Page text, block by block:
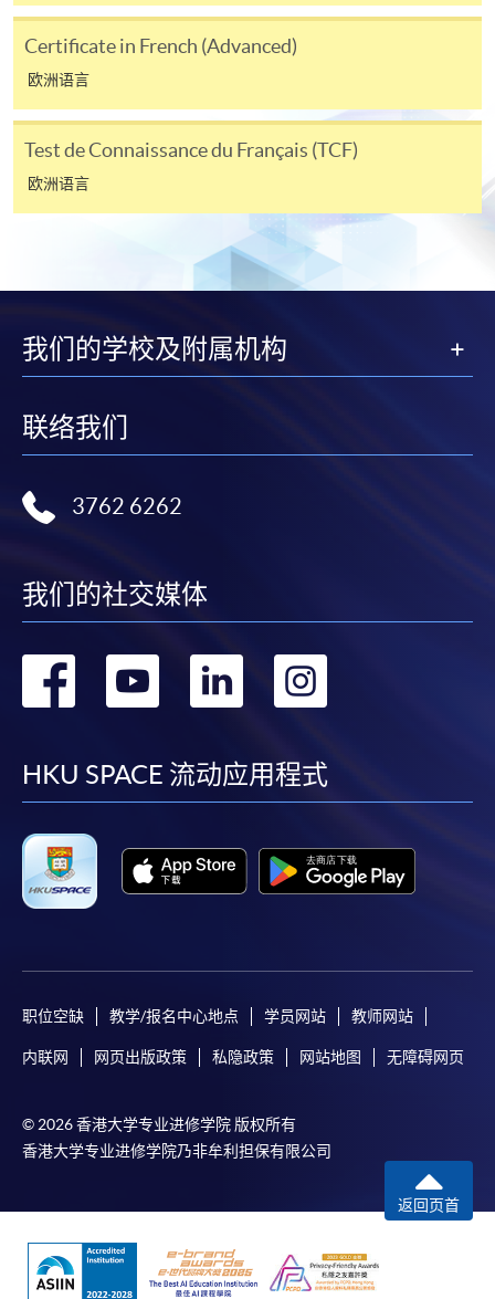
以支票退款；以信用卡缴交之款项，退款将直接退还
到支付款项时使用的信用卡户口。
除本学院网页所列明的学费外，个别课程或有其他额
外收费，详情请联络有关学科职员。
学费及学额不得转让他人。一经取录，学员不得转读
请一经批准，学员须缴付港币120元手续费。
学院对邮递失误而遗失的支票或本票、付款收据或个
人资料，概不负责。
若学员有意申请付款证明书，请把填妥之申请表、贴
每张收据申请费用为港币30 元。支票抬头注明「香
港大学专业进修学院」。
Certificate in French (Advanced)
欧洲语言
Test de Connaissance du Français (TCF)
欧洲语言
我们的学校及附属机构
联络我们
3762 6262
我们的社交媒体
转
facebook
转
youtube
转
linkedin
转
HKU SPACE 流动应用程式
职位空缺 教学/报名中心地点 学员网站 教师网站
内联网 网页出版政策 私隐政策 网站地图 无障碍网页
© 2026 香港大学专业进修学院 版权所有
香港大学专业进修学院乃非牟利担保有限公司
返回页首